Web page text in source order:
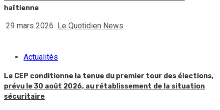
haïtienne
29 mars 2026 Le Quotidien News
Actualités
Le CEP conditionne la tenue du premier tour des élections,
prévu le 30 août 2026, au rétablissement de la situation
sécuritaire